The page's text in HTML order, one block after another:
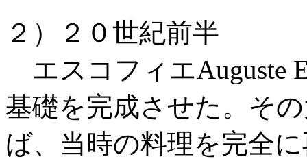
２）２０世紀前半
エスコフィエAuguste
基礎を完成させた。そ
ば、当時の料理を完全